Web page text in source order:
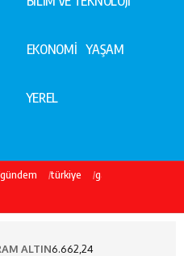
EKONOMİ YAŞAM
YEREL
gündem türkiye galatasaray
ALTIN6.662,24